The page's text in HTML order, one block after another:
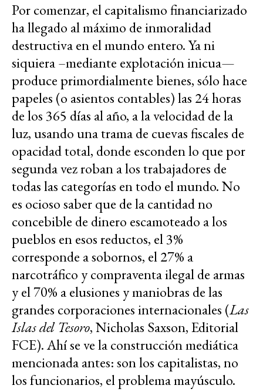
Por comenzar, el capitalismo financiarizado
ha llegado al máximo de inmoralidad
destructiva en el mundo entero. Ya ni
siquiera –mediante explotación inicua—
produce primordialmente bienes, sólo hace
papeles (o asientos contables) las 24 horas
de los 365 días al año, a la velocidad de la
luz, usando una trama de cuevas fiscales de
opacidad total, donde esconden lo que por
segunda vez roban a los trabajadores de
todas las categorías en todo el mundo. No
es ocioso saber que de la cantidad no
concebible de dinero escamoteado a los
pueblos en esos reductos, el 3%
corresponde a sobornos, el 27% a
narcotráfico y compraventa ilegal de armas
y el 70% a elusiones y maniobras de las
grandes corporaciones internacionales (Las
Islas del Tesoro, Nicholas Saxson, Editorial
FCE). Ahí se ve la construcción mediática
mencionada antes: son los capitalistas, no
los funcionarios, el problema mayúsculo.